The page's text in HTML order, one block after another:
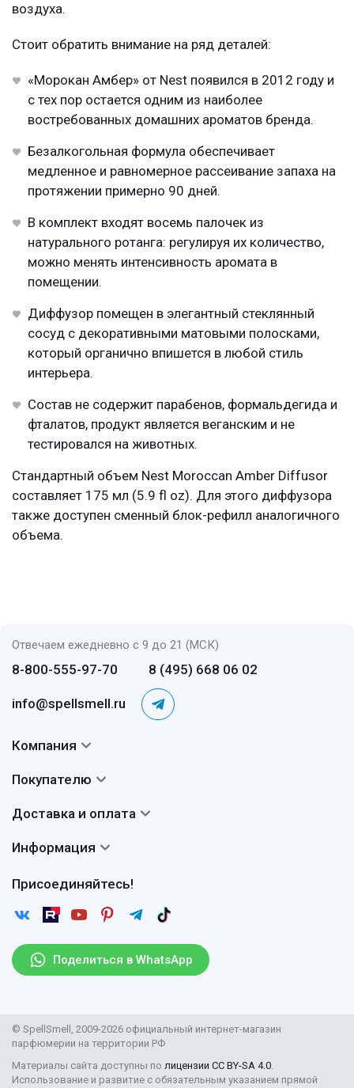
воздуха.
Стоит обратить внимание на ряд деталей:
«Морокан Амбер» от Nest появился в 2012 году и
с тех пор остается одним из наиболее
востребованных домашних ароматов бренда.
Безалкогольная формула обеспечивает
медленное и равномерное рассеивание запаха на
протяжении примерно 90 дней.
В комплект входят восемь палочек из
натурального ротанга: регулируя их количество,
можно менять интенсивность аромата в
помещении.
Диффузор помещен в элегантный стеклянный
сосуд с декоративными матовыми полосками,
который органично впишется в любой стиль
интерьера.
Состав не содержит парабенов, формальдегида и
фталатов, продукт является веганским и не
тестировался на животных.
Стандартный объем Nest Moroccan Amber Diffusor
составляет 175 мл (5.9 fl oz). Для этого диффузора
также доступен сменный блок-рефилл аналогичного
объема.
Отвечаем ежедневно с 9 до 21 (МСК)
8-800-555-97-70 8 (495) 668 06 02
info@spellsmell.ru
Поделиться в WhatsApp
Присоединяйтесь!
Компания
Авторы
Сертификаты
Покупателю
Вопросы и ответы
Отзывы
Рассылка
Доставка и оплата
Доставка
Возврат
Информация
Пользовательское соглашение
Защита персональных данных
Правила продажи товаров (Постановление Правительства
Поставщикам
© SpellSmell, 2009-2026 официальный интернет-магазин
парфюмерии на территории РФ
Материалы сайта доступны по лицензии CC BY-SA 4.0.
Использование и развитие с обязательным указанием прямой